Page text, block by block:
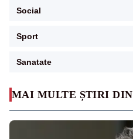
MAI MULTE ȘTIRI DIN
Social
Sport
Sanatate